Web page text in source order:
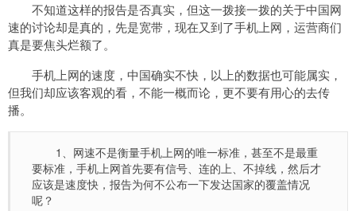
不知道这样的报告是否真实，但这一拨接一拨的关于中国网
速的讨论却是真的，先是宽带，现在又到了手机上网，运营商们
真是要焦头烂额了。
手机上网的速度，中国确实不快，以上的数据也可能属实，
但我们却应该客观的看，不能一概而论，更不要有用心的去传
播。
1、网速不是衡量手机上网的唯一标准，甚至不是最重
要标准，手机上网首先要有信号、连的上、不掉线，然后才
应该是速度快，报告为何不公布一下发达国家的覆盖情况
呢？